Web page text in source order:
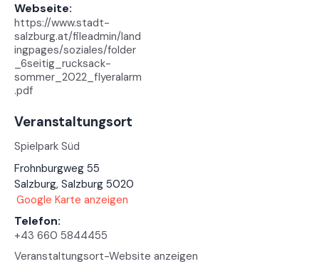
Webseite:
https://www.stadt-
salzburg.at/fileadmin/land
ingpages/soziales/folder
_6seitig_rucksack-
sommer_2022_flyeralarm
.pdf
Veranstaltungsort
Spielpark Süd
Frohnburgweg 55
Salzburg, Salzburg 5020
Google Karte anzeigen
Telefon:
+43 660 5844455
Veranstaltungsort-Website anzeigen